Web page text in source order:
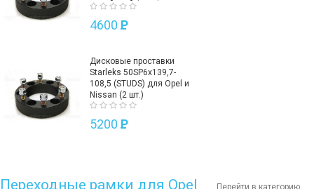
4600 P
Дисковые проставки
Starleks 50SP6х139,7-
108,5 (STUDS) для Opel и
Nissan (2 шт.)
5200 P
Переходные рамки для Opel Перейти в категорию